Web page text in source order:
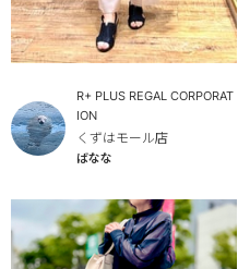
R+ PLUS REGAL CORPORAT
ION
くずはモール店
ばなな